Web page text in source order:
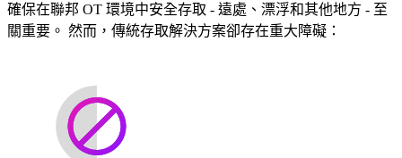
確保在聯邦 OT 環境中安全存取 - 遠處、漂浮和其他地方 - 至
關重要。 然而，傳統存取解決方案卻存在重大障礙：